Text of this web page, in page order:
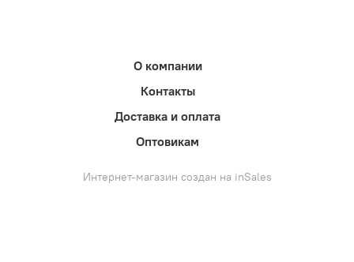
О компании
Контакты
Доставка и оплата
Оптовикам
Интернет-магазин создан на inSales